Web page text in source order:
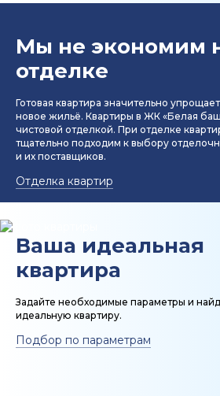
Мы не экономим
отделке
Готовая квартира значительно
новое жильё. Квартиры в ЖК «Белая
чистовой отделкой. При отделке
тщательно подходим к выбору
и их поставщиков.
Отделка квартир
Ваша идеальная
квартира
Задайте необходимые параметры и
идеальную квартиру.
Подбор по параметрам